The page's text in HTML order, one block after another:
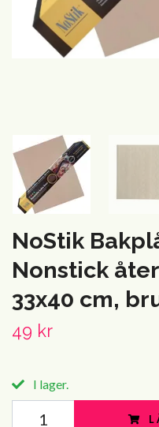
NoStik
Nonstick
33x40 cm,
49 kr
I lager.